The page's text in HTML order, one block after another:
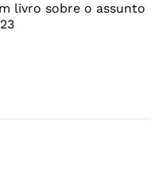
livro sobre o assunto